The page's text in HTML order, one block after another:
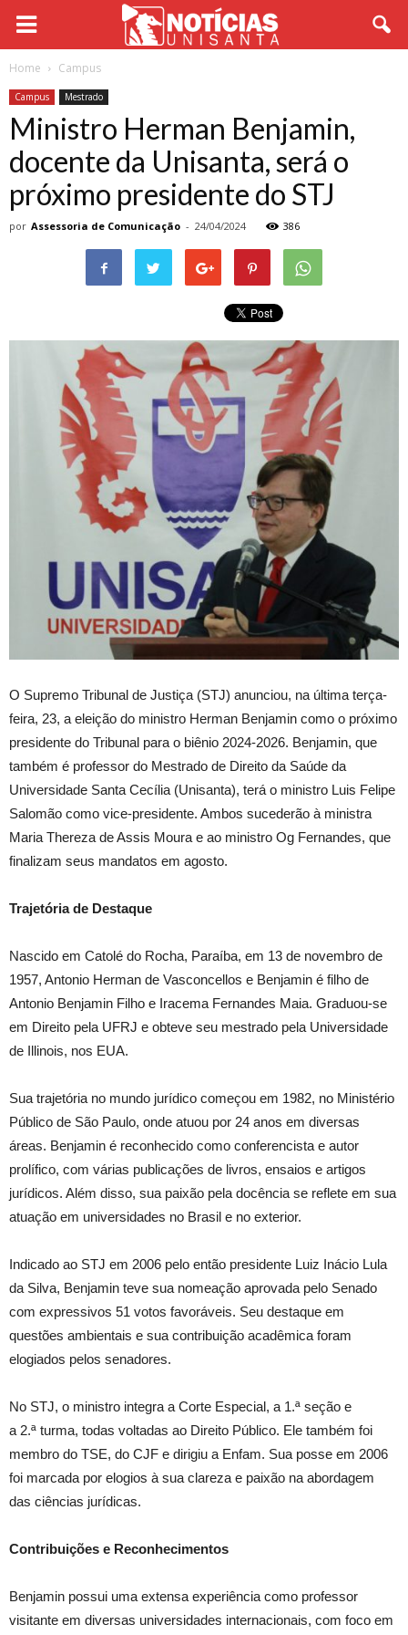
Home Campus
Campus Mestrado
Ministro Herman Benjamin,
docente da Unisanta, será o
próximo presidente do STJ
por Assessoria de Comunicação - 24/04/2024 386
O Supremo Tribunal de Justiça (STJ) anunciou, na última terça-
feira, 23, a eleição do ministro Herman Benjamin como o próximo
presidente do Tribunal para o biênio 2024-2026. Benjamin, que
também é professor do Mestrado de Direito da Saúde da
Universidade Santa Cecília (Unisanta), terá o ministro Luis Felipe
Salomão como vice-presidente. Ambos sucederão à ministra
Maria Thereza de Assis Moura e ao ministro Og Fernandes, que
finalizam seus mandatos em agosto.
Trajetória de Destaque
Nascido em Catolé do Rocha, Paraíba, em 13 de novembro de
1957, Antonio Herman de Vasconcellos e Benjamin é filho de
Antonio Benjamin Filho e Iracema Fernandes Maia. Graduou-se
em Direito pela UFRJ e obteve seu mestrado pela Universidade
de Illinois, nos EUA.
Sua trajetória no mundo jurídico começou em 1982, no Ministério
Público de São Paulo, onde atuou por 24 anos em diversas
áreas. Benjamin é reconhecido como conferencista e autor
prolífico, com várias publicações de livros, ensaios e artigos
jurídicos. Além disso, sua paixão pela docência se reflete em sua
atuação em universidades no Brasil e no exterior.
Indicado ao STJ em 2006 pelo então presidente Luiz Inácio Lula
da Silva, Benjamin teve sua nomeação aprovada pelo Senado
com expressivos 51 votos favoráveis. Seu destaque em
questões ambientais e sua contribuição acadêmica foram
elogiados pelos senadores.
No STJ, o ministro integra a Corte Especial, a 1.ª seção e
a 2.ª turma, todas voltadas ao Direito Público. Ele também foi
membro do TSE, do CJF e dirigiu a Enfam. Sua posse em 2006
foi marcada por elogios à sua clareza e paixão na abordagem
das ciências jurídicas.
Contribuições e Reconhecimentos
Benjamin possui uma extensa experiência como professor
visitante em diversas universidades internacionais, com foco em